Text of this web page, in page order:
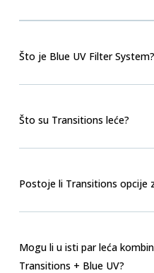
Što je Blue UV Filter System?
Što su Transitions leće?
Postoje li Transitions opcije
Mogu li u isti par leća
Transitions + Blue UV?